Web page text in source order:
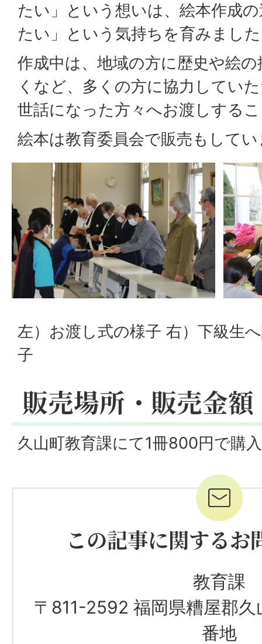
たい」という想いは、絵本作成
たい」という気持ちを育みまし
作成中は、地域の方に歴史や絵
くなど、多くの方に協力してい
世話になった方々へお渡しする
絵本は教育委員会で販売もして
左）お渡し式の様子 右）下級生
子
販売場所・販売金額
久山町教育課にて1冊800円で購
この記事に関するお
教育課
〒811-2592 福岡県糟屋郡
番地